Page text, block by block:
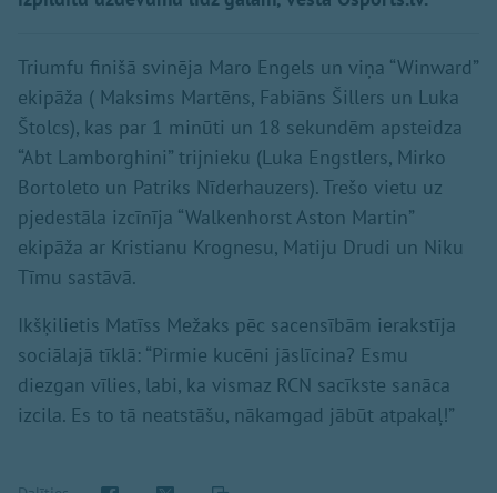
Triumfu finišā svinēja Maro Engels un viņa “Winward”
ekipāža ( Maksims Martēns, Fabiāns Šillers un Luka
Štolcs), kas par 1 minūti un 18 sekundēm apsteidza
“Abt Lamborghini” trijnieku (Luka Engstlers, Mirko
Bortoleto un Patriks Nīderhauzers). Trešo vietu uz
pjedestāla izcīnīja “Walkenhorst Aston Martin”
ekipāža ar Kristianu Krognesu, Matiju Drudi un Niku
Tīmu sastāvā.
Ikšķilietis Matīss Mežaks pēc sacensībām ierakstīja
sociālajā tīklā: “Pirmie kucēni jāslīcina? Esmu
diezgan vīlies, labi, ka vismaz RCN sacīkste sanāca
izcila. Es to tā neatstāšu, nākamgad jābūt atpakaļ!”